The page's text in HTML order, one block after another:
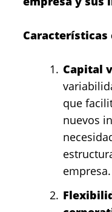
Características
Capital
que
nuevos
empresa.